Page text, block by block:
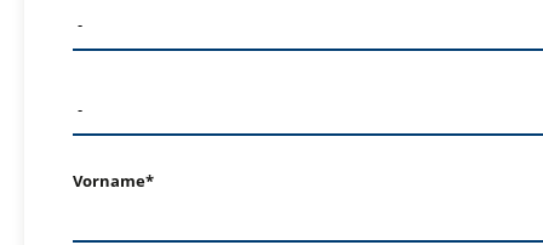
Vorname*